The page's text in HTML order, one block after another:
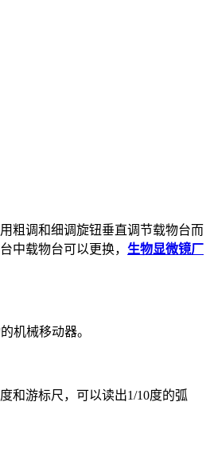
粗调和细调旋钮垂直调节载物台而
中载物台可以更换， 生物显微镜厂
机械移动器。
和游标尺，可以读出1/10度的弧